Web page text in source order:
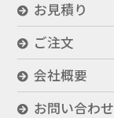
お見積り
ご注文
会社概要
お問い合わせ